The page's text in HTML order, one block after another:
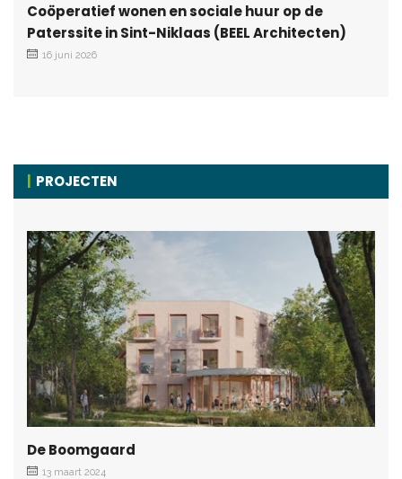
Coöperatief wonen en sociale huur op de
Paterssite in Sint-Niklaas (BEEL Architecten)
16 juni 2026
PROJECTEN
De Boomgaard
13 maart 2024